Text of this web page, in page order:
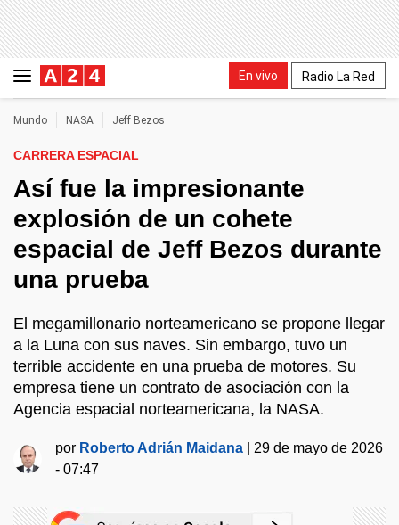
En vivo Radio La Red
Mundo NASA Jeff Bezos
CARRERA ESPACIAL
Así fue la impresionante
explosión de un cohete
espacial de Jeff Bezos durante
una prueba
El megamillonario norteamericano se propone llegar
a la Luna con sus naves. Sin embargo, tuvo un
terrible accidente en una prueba de motores. Su
empresa tiene un contrato de asociación con la
Agencia espacial norteamericana, la NASA.
por Roberto Adrián Maidana
29 de mayo de 2026
- 07:47